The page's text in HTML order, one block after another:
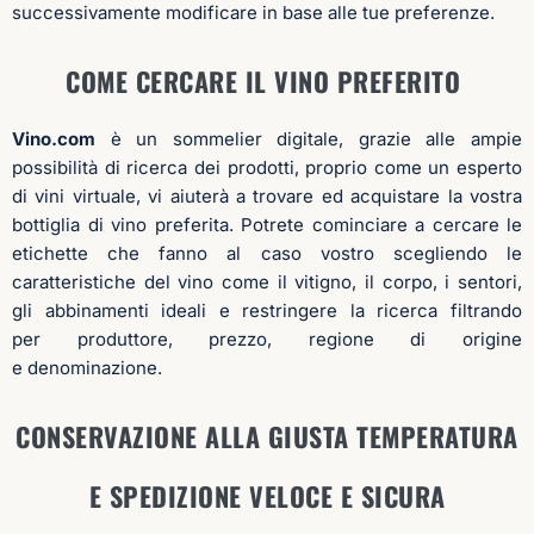
possibilità di ricerca dei prodotti, proprio come un esperto
bottiglia di vino preferita.
Potrete cominciare a cercare le
etichette che fanno al caso vostro scegliendo le
caratteristiche del vino come il vitigno, il corpo, i sentori,
gli abbinamenti ideali e restringere la ricerca filtrando
per produttore, prezzo, regione di origine
e denominazione.
CONSERVAZIONE ALLA GIUSTA TEMPERATURA
E SPEDIZIONE VELOCE E SICURA
aperitivo con gli amici nel più breve tempo possibile? Il